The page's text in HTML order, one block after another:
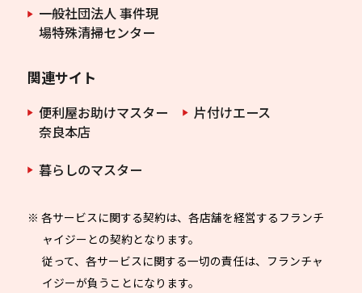
一般社団法人 事件現
場特殊清掃センター
関連サイト
便利屋お助けマスター
奈良本店
片付けエース
暮らしのマスター
※ 各サービスに関する契約は、各店舗を経営するフランチ
ャイジーとの契約となります。
従って、各サービスに関する一切の責任は、フランチャ
イジーが負うことになります。